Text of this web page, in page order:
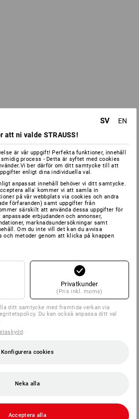
SV
EN
att ni valde STRAUSS!
är vår uppgift! Perfekta funktioner, innehåll
process - Detta är syftet med cookies
ber därför om ditt samtycke till att
enligt dina individuella val.
anpassat innehåll behöver vi ditt samtycke.
alla' kommer vi att samla in
på vår webbplats via cookies och andra
förfaranden) samt uppgifter från
särskilt att använda dessa uppgifter för
erbjudanden och annonser,
marknadsundersökningar samt
Om du inte vill det kan du avvisa
och metoder genom att klicka på knappen
Privatkunder
(Pris inkl. moms)
ditt samtycke med framtida verkan via
Du kan också anpassa ditt val
.
Konfigurera cookies
Neka alla
Acceptera alla